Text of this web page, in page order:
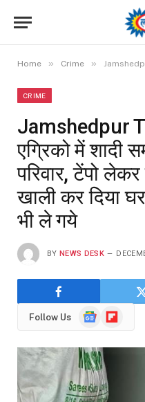
Home » Crime » Jamshedpur Theft in Agrico :
CRIME
Jamshedpur
एग्रिको में शादी
परिवार, टेंपो
खाली कर दिया
भी ले गये
BY NEWS DESK
Follow Us
GoogleFlipboard